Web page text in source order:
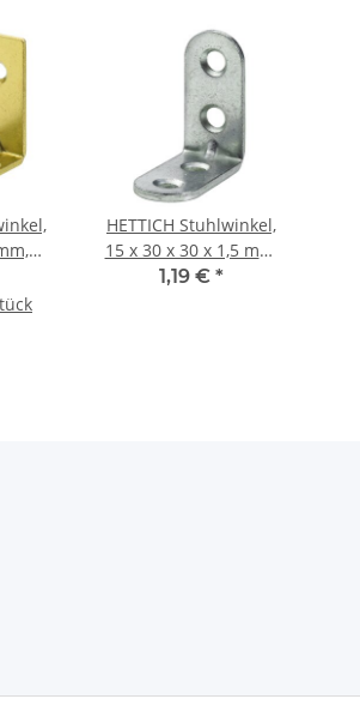
HETTICH Stuhlwinkel,
15 x 30 x 30 x 1,5 mm,
Stahl verzinkt
1,19 € *